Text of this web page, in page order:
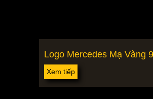
Logo Mercedes Mạ Vàng
Xem tiếp